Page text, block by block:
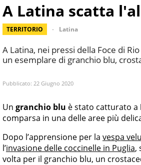
A Latina scatta
TERRITORIO Latina
A Latina, nei pressi della Foce di
un esemplare di granchio blu,
Pubblicato: 22 Giugno 2020
Un granchio blu è stato catturato a
comparsa in una delle aree più
Dopo l’apprensione per la vespa
l’invasione delle coccinelle in Puglia,
volta per il granchio blu, un